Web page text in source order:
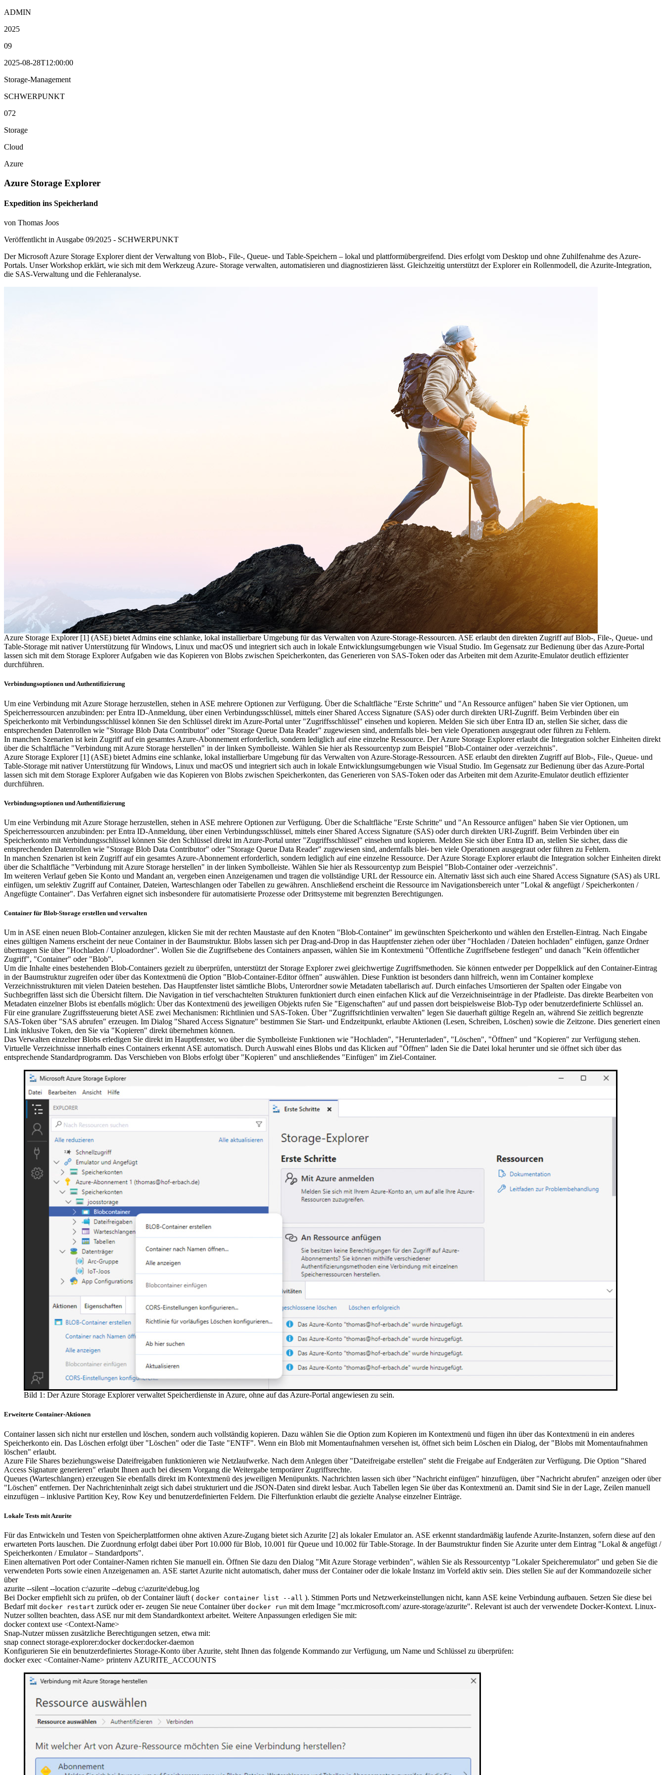
ADMIN
2025
09
2025-08-28T12:00:00
Storage-Management
SCHWERPUNKT
072
Storage
Cloud
Azure
Azure Storage Explorer
Expedition ins Speicherland
von Thomas Joos
Veröffentlicht in Ausgabe 09/2025 - SCHWERPUNKT
Der Microsoft Azure Storage Explorer dient der Verwaltung von Blob-, File-, Queue- und Table-Speichern – lokal und plattformübergreifend. Dies erfolgt vom Desktop und ohne Zuhilfenahme des Azure-
Portals. Unser Workshop erklärt, wie sich mit dem Werkzeug Azure- Storage verwalten, automatisieren und diagnostizieren lässt. Gleichzeitig unterstützt der Explorer ein Rollenmodell, die Azurite-Integration,
die SAS-Verwaltung und die Fehleranalyse.
Azure Storage Explorer [1] (ASE) bietet Admins eine schlanke, lokal installierbare Umgebung für das Verwalten von Azure-Storage-Ressourcen. ASE erlaubt den direkten Zugriff auf Blob-, File-, Queue- und
Table-Storage mit nativer Unterstützung für Windows, Linux und macOS und integriert sich auch in lokale Entwicklungsumgebungen wie Visual Studio. Im Gegensatz zur Bedienung über das Azure-Portal
lassen sich mit dem Storage Explorer Aufgaben wie das Kopieren von Blobs zwischen Speicherkonten, das Generieren von SAS-Token oder das Arbeiten mit dem Azurite-Emulator deutlich effizienter
durchführen.
Verbindungsoptionen und Authentifizierung
Um eine Verbindung mit Azure Storage herzustellen, stehen in ASE mehrere Optionen zur Verfügung. Über die Schaltfläche "Erste Schritte" und "An Ressource anfügen" haben Sie vier Optionen, um
Speicherressourcen anzubinden: per Entra ID-Anmeldung, über einen Verbindungsschlüssel, mittels einer Shared Access Signature (SAS) oder durch direkten URI-Zugriff. Beim Verbinden über ein
Speicherkonto mit Verbindungsschlüssel können Sie den Schlüssel direkt im Azure-Portal unter "Zugriffsschlüssel" einsehen und kopieren. Melden Sie sich über Entra ID an, stellen Sie sicher, dass die
entsprechenden Datenrollen wie "Storage Blob Data Contributor" oder "Storage Queue Data Reader" zugewiesen sind, andernfalls blei- ben viele Operationen ausgegraut oder führen zu Fehlern.
In manchen Szenarien ist kein Zugriff auf ein gesamtes Azure-Abonnement erforderlich, sondern lediglich auf eine einzelne Ressource. Der Azure Storage Explorer erlaubt die Integration solcher Einheiten direkt
über die Schaltfläche "Verbindung mit Azure Storage herstellen" in der linken Symbolleiste. Wählen Sie hier als Ressourcentyp zum Beispiel "Blob-Container oder -verzeichnis".
Azure Storage Explorer [1] (ASE) bietet Admins eine schlanke, lokal installierbare Umgebung für das Verwalten von Azure-Storage-Ressourcen. ASE erlaubt den direkten Zugriff auf Blob-, File-, Queue- und
Table-Storage mit nativer Unterstützung für Windows, Linux und macOS und integriert sich auch in lokale Entwicklungsumgebungen wie Visual Studio. Im Gegensatz zur Bedienung über das Azure-Portal
lassen sich mit dem Storage Explorer Aufgaben wie das Kopieren von Blobs zwischen Speicherkonten, das Generieren von SAS-Token oder das Arbeiten mit dem Azurite-Emulator deutlich effizienter
durchführen.
Verbindungsoptionen und Authentifizierung
Um eine Verbindung mit Azure Storage herzustellen, stehen in ASE mehrere Optionen zur Verfügung. Über die Schaltfläche "Erste Schritte" und "An Ressource anfügen" haben Sie vier Optionen, um
Speicherressourcen anzubinden: per Entra ID-Anmeldung, über einen Verbindungsschlüssel, mittels einer Shared Access Signature (SAS) oder durch direkten URI-Zugriff. Beim Verbinden über ein
Speicherkonto mit Verbindungsschlüssel können Sie den Schlüssel direkt im Azure-Portal unter "Zugriffsschlüssel" einsehen und kopieren. Melden Sie sich über Entra ID an, stellen Sie sicher, dass die
entsprechenden Datenrollen wie "Storage Blob Data Contributor" oder "Storage Queue Data Reader" zugewiesen sind, andernfalls blei- ben viele Operationen ausgegraut oder führen zu Fehlern.
In manchen Szenarien ist kein Zugriff auf ein gesamtes Azure-Abonnement erforderlich, sondern lediglich auf eine einzelne Ressource. Der Azure Storage Explorer erlaubt die Integration solcher Einheiten direkt
über die Schaltfläche "Verbindung mit Azure Storage herstellen" in der linken Symbolleiste. Wählen Sie hier als Ressourcentyp zum Beispiel "Blob-Container oder -verzeichnis".
Im weiteren Verlauf geben Sie Konto und Mandant an, vergeben einen Anzeigenamen und tragen die vollständige URL der Ressource ein. Alternativ lässt sich auch eine Shared Access Signature (SAS) als URL
einfügen, um selektiv Zugriff auf Container, Dateien, Warteschlangen oder Tabellen zu gewähren. Anschließend erscheint die Ressource im Navigationsbereich unter "Lokal & angefügt / Speicherkonten /
Angefügte Container". Das Verfahren eignet sich insbesondere für automatisierte Prozesse oder Drittsysteme mit begrenzten Berechtigungen.
Container für Blob-Storage erstellen und verwalten
Um in ASE einen neuen Blob-Container anzulegen, klicken Sie mit der rechten Maustaste auf den Knoten "Blob-Container" im gewünschten Speicherkonto und wählen den Erstellen-Eintrag. Nach Eingabe
eines gültigen Namens erscheint der neue Container in der Baumstruktur. Blobs lassen sich per Drag-and-Drop in das Hauptfenster ziehen oder über "Hochladen / Dateien hochladen" einfügen, ganze Ordner
übertragen Sie über "Hochladen / Uploadordner". Wollen Sie die Zugriffsebene des Containers anpassen, wählen Sie im Kontextmenü "Öffentliche Zugriffsebene festlegen" und danach "Kein öffentlicher
Zugriff", "Container" oder "Blob".
Um die Inhalte eines bestehenden Blob-Containers gezielt zu überprüfen, unterstützt der Storage Explorer zwei gleichwertige Zugriffsmethoden. Sie können entweder per Doppelklick auf den Container-Eintrag
in der Baumstruktur zugreifen oder über das Kontextmenü die Option "Blob-Container-Editor öffnen" auswählen. Diese Funktion ist besonders dann hilfreich, wenn im Container komplexe
Verzeichnisstrukturen mit vielen Dateien bestehen. Das Hauptfenster listet sämtliche Blobs, Unterordner sowie Metadaten tabellarisch auf. Durch einfaches Umsortieren der Spalten oder Eingabe von
Suchbegriffen lässt sich die Übersicht filtern. Die Navigation in tief verschachtelten Strukturen funktioniert durch einen einfachen Klick auf die Verzeichniseinträge in der Pfadleiste. Das direkte Bearbeiten von
Metadaten einzelner Blobs ist ebenfalls möglich: Über das Kontextmenü des jeweiligen Objekts rufen Sie "Eigenschaften" auf und passen dort beispielsweise Blob-Typ oder benutzerdefinierte Schlüssel an.
Für eine granulare Zugriffssteuerung bietet ASE zwei Mechanismen: Richtlinien und SAS-Token. Über "Zugriffsrichtlinien verwalten" legen Sie dauerhaft gültige Regeln an, während Sie zeitlich begrenzte
SAS-Token über "SAS abrufen" erzeugen. Im Dialog "Shared Access Signature" bestimmen Sie Start- und Endzeitpunkt, erlaubte Aktionen (Lesen, Schreiben, Löschen) sowie die Zeitzone. Dies generiert einen
Link inklusive Token, den Sie via "Kopieren" direkt übernehmen können.
Das Verwalten einzelner Blobs erledigen Sie direkt im Hauptfenster, wo über die Symbolleiste Funktionen wie "Hochladen", "Herunterladen", "Löschen", "Öffnen" und "Kopieren" zur Verfügung stehen.
Virtuelle Verzeichnisse innerhalb eines Containers erkennt ASE automatisch. Durch Auswahl eines Blobs und das Klicken auf "Öffnen" laden Sie die Datei lokal herunter und sie öffnet sich über das
entsprechende Standardprogramm. Das Verschieben von Blobs erfolgt über "Kopieren" und anschließendes "Einfügen" im Ziel-Container.
Bild 1: Der Azure Storage Explorer verwaltet Speicherdienste in Azure, ohne auf das Azure-Portal angewiesen zu sein.
Erweiterte Container-Aktionen
Container lassen sich nicht nur erstellen und löschen, sondern auch vollständig kopieren. Dazu wählen Sie die Option zum Kopieren im Kontextmenü und fügen ihn über das Kontextmenü in ein anderes
Speicherkonto ein. Das Löschen erfolgt über "Löschen" oder die Taste "ENTF". Wenn ein Blob mit Momentaufnahmen versehen ist, öffnet sich beim Löschen ein Dialog, der "Blobs mit Momentaufnahmen
löschen" erlaubt.
Azure File Shares beziehungsweise Dateifreigaben funktionieren wie Netzlaufwerke. Nach dem Anlegen über "Dateifreigabe erstellen" steht die Freigabe auf Endgeräten zur Verfügung. Die Option "Shared
Access Signature generieren" erlaubt Ihnen auch bei diesem Vorgang die Weitergabe temporärer Zugriffsrechte.
Queues (Warteschlangen) erzeugen Sie ebenfalls direkt im Kontextmenü des jeweiligen Menüpunkts. Nachrichten lassen sich über "Nachricht einfügen" hinzufügen, über "Nachricht abrufen" anzeigen oder über
"Löschen" entfernen. Der Nachrichteninhalt zeigt sich dabei strukturiert und die JSON-Daten sind direkt lesbar. Auch Tabellen legen Sie über das Kontextmenü an. Damit sind Sie in der Lage, Zeilen manuell
einzufügen – inklusive Partition Key, Row Key und benutzerdefinierten Feldern. Die Filterfunktion erlaubt die gezielte Analyse einzelner Einträge.
Lokale Tests mit Azurite
Für das Entwickeln und Testen von Speicherplattformen ohne aktiven Azure-Zugang bietet sich Azurite [2] als lokaler Emulator an. ASE erkennt standardmäßig laufende Azurite-Instanzen, sofern diese auf den
erwarteten Ports lauschen. Die Zuordnung erfolgt dabei über Port 10.000 für Blob, 10.001 für Queue und 10.002 für Table-Storage. In der Baumstruktur finden Sie Azurite unter dem Eintrag "Lokal & angefügt /
Speicherkonten / Emulator – Standardports".
Einen alternativen Port oder Container-Namen richten Sie manuell ein. Öffnen Sie dazu den Dialog "Mit Azure Storage verbinden", wählen Sie als Ressourcentyp "Lokaler Speicheremulator" und geben Sie die
verwendeten Ports sowie einen Anzeigenamen an. ASE startet Azurite nicht automatisch, daher muss der Container oder die lokale Instanz im Vorfeld aktiv sein. Dies stellen Sie auf der Kommandozeile sicher
über
azurite --silent --location c:\azurite --debug c:\azurite\debug.log
Bei Docker empfiehlt sich zu prüfen, ob der Container läuft ( docker container list --all ). Stimmen Ports und Netzwerkeinstellungen nicht, kann ASE keine Verbindung aufbauen. Setzen Sie diese bei
Bedarf mit docker restart zurück oder er- zeugen Sie neue Container über docker run mit dem Image "mcr.microsoft.com/ azure-storage/azurite". Relevant ist auch der verwendete Docker-Kontext. Linux-
Nutzer sollten beachten, dass ASE nur mit dem Standardkontext arbeitet. Weitere Anpassungen erledigen Sie mit:
docker context use <Context-Name>
Snap-Nutzer müssen zusätzliche Berechtigungen setzen, etwa mit:
snap connect storage-explorer:docker docker:docker-daemon
Konfigurieren Sie ein benutzerdefiniertes Storage-Konto über Azurite, steht Ihnen das folgende Kommando zur Verfügung, um Name und Schlüssel zu überprüfen:
docker exec <Container-Name> printenv AZURITE_ACCOUNTS